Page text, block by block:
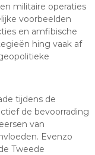
militaire operaties
voorbeelden
en amfibische
hing vaak af
tijdens de
de bevoorrading
van
Evenzo
Tweede